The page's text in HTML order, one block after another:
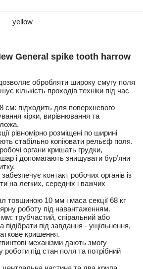
yellow
General spike tooth harrow
обробляти широку смугу поля
кількість проходів техніки під час
см: підходить для поверхневого
кірки, вирівнювання та
ложа.
рівномірно розміщені по ширині
стабільно копіювати рельєф поля.
органи кришать грудки,
і допомагають знищувати бур’яни
контакт робочих органів із
на легких, середніх і важчих
товщиною 10 мм і маса секції 68 кг
роботу під навантаженням.
трубчастий, спіральний або
підібрати під завдання - ущільнення,
кришення.
механізми дають змогу
під стан поля та потрібний